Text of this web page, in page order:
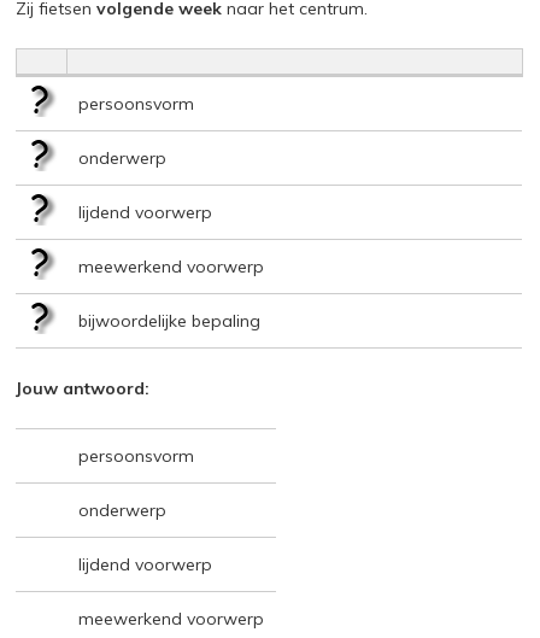
Zij fietsenvolgende week naar het centrum.
persoonsvorm
onderwerp
lijdend voorwerp
meewerkend voorwerp
bijwoordelijke bepaling
Jouw antwoord:
persoonsvorm
onderwerp
lijdend voorwerp
meewerkend voorwerp